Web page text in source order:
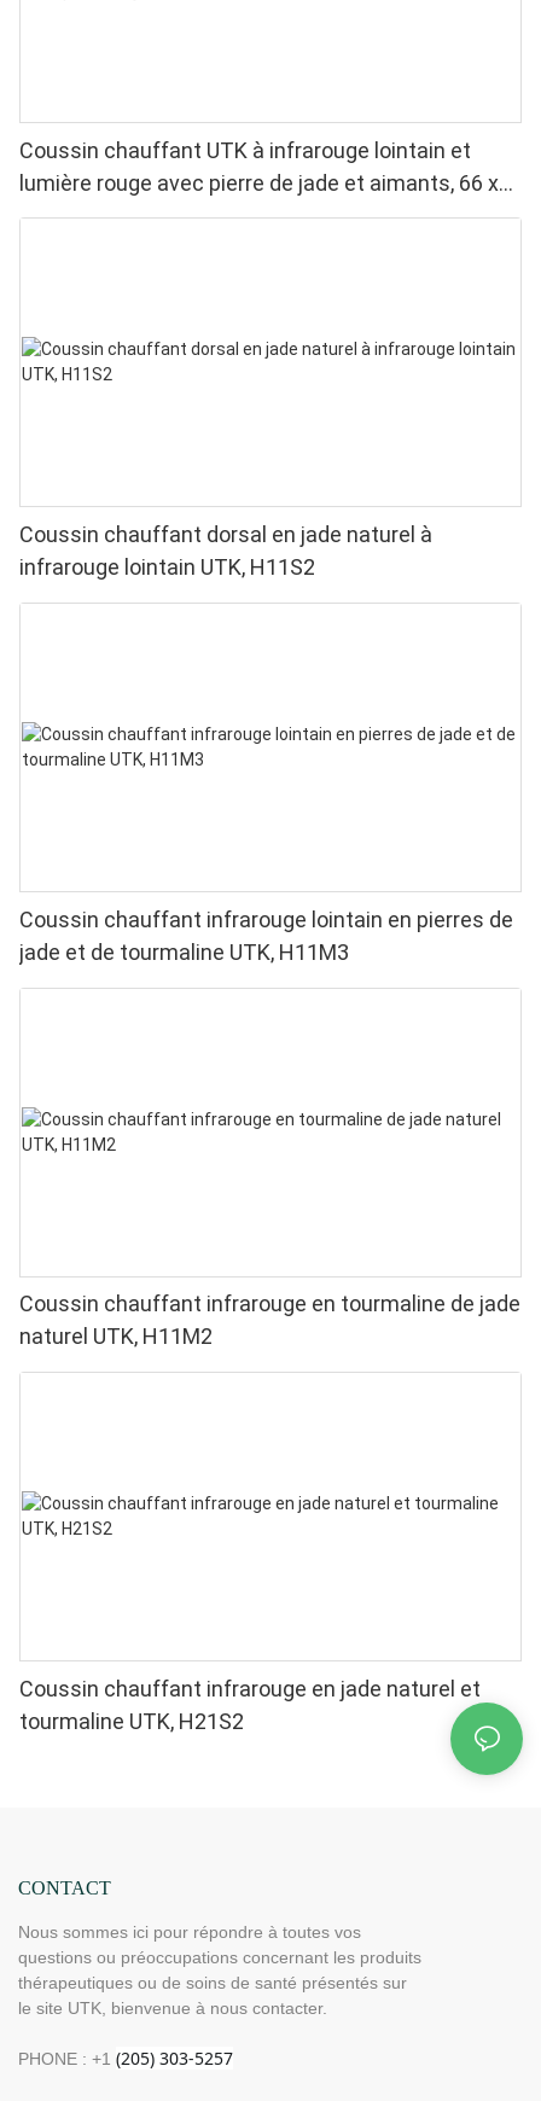
Coussin chauffant UTK à infrarouge lointain et
lumière rouge avec pierre de jade et aimants, 66 x
51 cm, H13T4
Coussin chauffant dorsal en jade naturel à
infrarouge lointain UTK, H11S2
Coussin chauffant infrarouge lointain en pierres de
jade et de tourmaline UTK, H11M3
Coussin chauffant infrarouge en tourmaline de jade
naturel UTK, H11M2
Coussin chauffant infrarouge en jade naturel et
tourmaline UTK, H21S2
CONTACT
Nous sommes ici pour répondre à toutes vos
questions ou préoccupations concernant les produits
thérapeutiques ou de soins de santé présentés sur
le site UTK, bienvenue à nous contacter.
PHONE : +1